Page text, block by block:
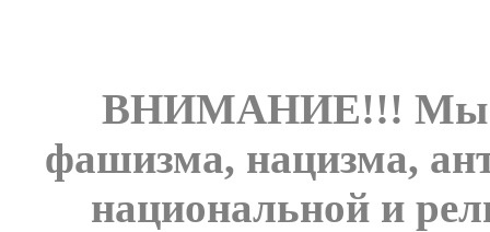
ВНИМАНИЕ!!! Мы
фашизма, нацизма,
национальной и